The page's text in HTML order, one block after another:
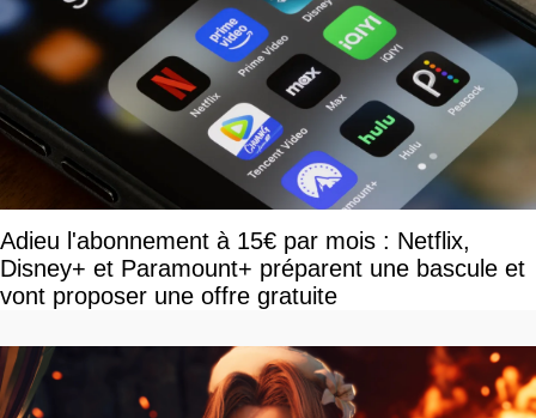
Adieu l'abonnement à 15€ par mois : Netflix,
Disney+ et Paramount+ préparent une bascule et
vont proposer une offre gratuite